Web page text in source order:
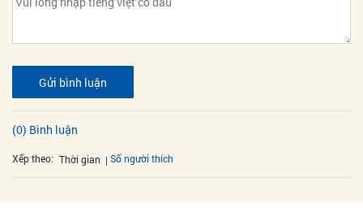
Gửi bình luận
(0) Bình luận
Xếp theo: Thời gian Số người thích